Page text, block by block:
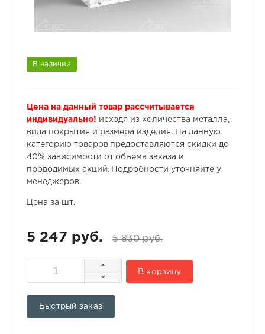
В наличии
Цена на данный товар рассчитывается
индивидуально! исходя из количества металла,
вида покрытия и размера изделия. На данную
категорию товаров предоставляются скидки до
40% зависимости от объема заказа и
проводимых акций. Подробности уточняйте у
менеджеров.
Цена за шт.
5 247 руб. 5 830 руб.
В корзину
Быстрый заказ